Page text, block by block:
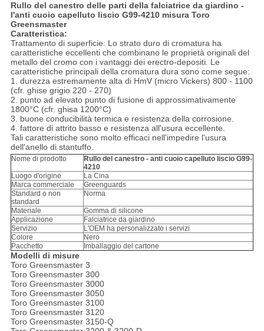
Rullo del canestro delle parti della falciatrice da giardino -
l'anti cuoio capelluto liscio G99-4210 misura Toro
Greensmaster
Caratteristica:
Trattamento di superficie: Lo strato duro di cromatura ha
caratteristiche eccellenti che combinano le proprietà originali del
metallo del cromo con i vantaggi dei erectro-depositi. Le
caratteristiche principali della cromatura dura sono come segue:
1. durezza estremamente alta di HmV (micro Vickers) 800 - 1100
(cfr. ghise grigio 220 - 270)
2. punto ad elevato punto di fusione di approssimativamente
1800°C (cfr. ghisa 1200°C)
3. buone conducibilità termica e resistenza della corrosione.
4. fattore di attrito basso e resistenza all'usura eccellente.
Tali caratteristiche sono molto efficaci nell'impedire l'usura
dell'anello di stantuffo.
Nome di prodotto
Rullo del canestro - anti cuoio capelluto liscio G99-
4210
Luogo d'origine
La Cina
Marca commerciale
Greenguards
Standard o non
standard
Norma
Materiale
Gomma di silicone
Applicazione
Falciatrice da giardino
Servizio
L'OEM ha personalizzato i servizi
Colore
Nero
Pacchetto
Imballaggio del cartone
Modelli di misure
Toro Greensmaster 3
Toro Greensmaster 300
Toro Greensmaster 3000
Toro Greensmaster 3050
Toro Greensmaster 3100
Toro Greensmaster 3120
Toro Greensmaster 3150-Q